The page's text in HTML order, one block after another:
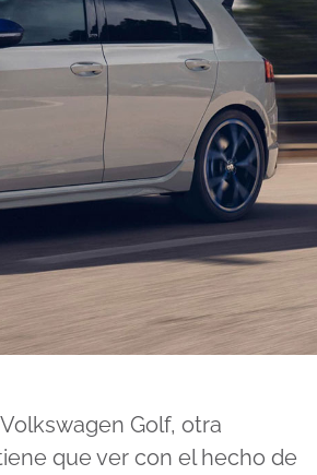
Golf, otra
que ver con el hecho de